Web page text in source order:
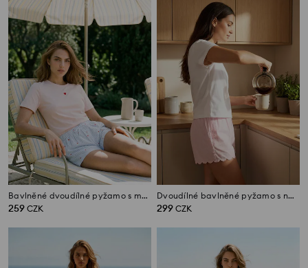
Bavlněné dvoudílné pyžamo s motivem srdce
259 CZK
Dvoudílné bavlněné pyžamo s nápisem Dreaming
299 CZK